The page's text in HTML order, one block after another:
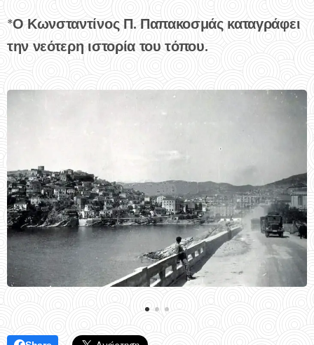
*Ο Κωνσταντίνος Π. Παπακοσμάς καταγράφει
την νεότερη ιστορία του τόπου.